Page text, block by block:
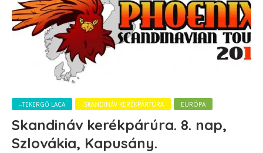
--TEKERGŐ LACA -SKANDINÁV KERÉKPÁRTÚRA EURÓPA
Skandináv kerékpárúra. 8. nap,
Szlovákia, Kapusány.